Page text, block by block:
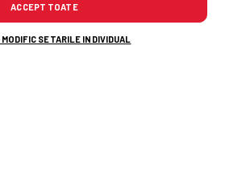
ACCEPT TOATE
MODIFIC SETARILE INDIVIDUAL